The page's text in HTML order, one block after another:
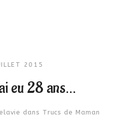
2015
eu 28 ans…
dans Trucs de Maman